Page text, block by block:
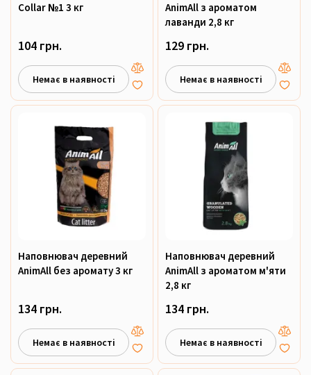
Collar №1 3 кг
104 грн.
Немає в наявності
AnimAll з ароматом
лаванди 2,8 кг
129 грн.
Немає в наявності
Наповнювач деревний
AnimAll без аромату 3 кг
134 грн.
Немає в наявності
Наповнювач деревний
AnimAll з ароматом м'яти
2,8 кг
134 грн.
Немає в наявності